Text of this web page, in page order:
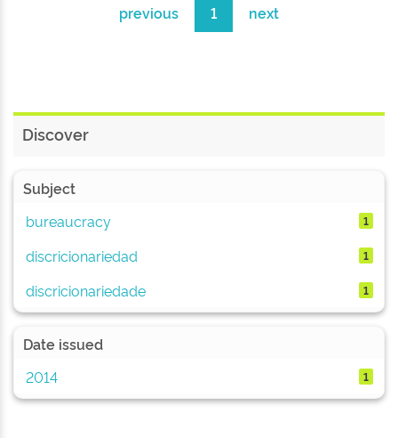
previous 1 next
Discover
Subject
bureaucracy
1
discricionariedad 1
discricionariedade 1
Date issued
2014
1